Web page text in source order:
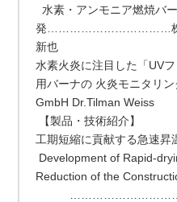
水素・アンモニア燃焼バ
発……………………………株式
新也
水素火炎に注目した「UV
用バーナの 火炎モニ
GmbH Dr.Tilman Weiss
【製品・技術紹介】
工期短縮に貢献する急速昇
Development of Rapid-
Reduction of the